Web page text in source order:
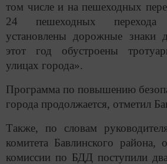
том числе и на пешеходных
24 пешеходных
установлены дорожные знаки
этот год обустроены
улицах города».
Программа по повышению
города продолжается, отметил
Также, по словам
комитета Бавлинского района,
комиссии по БДД поступили